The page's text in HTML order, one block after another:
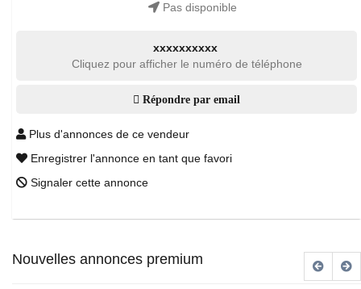
Pas disponible
xxxxxxxxxx
Cliquez pour afficher le numéro de téléphone
Répondre par email
Plus d'annonces de ce vendeur
Enregistrer l'annonce en tant que favori
Signaler cette annonce
Nouvelles annonces premium